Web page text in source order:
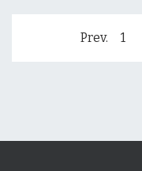
Prev. 1